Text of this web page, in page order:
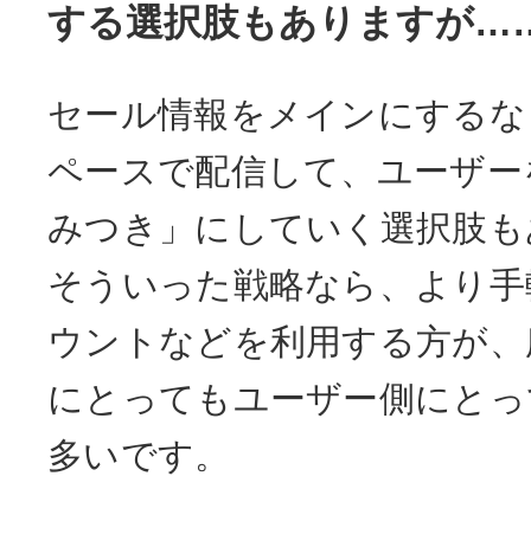
する選択肢もありますが
セール情報をメインにする
ペースで配信して、ユーザ
みつき」にしていく選択肢
そういった戦略なら、より
ウントなどを利用する方が
にとってもユーザー側にと
多いです。